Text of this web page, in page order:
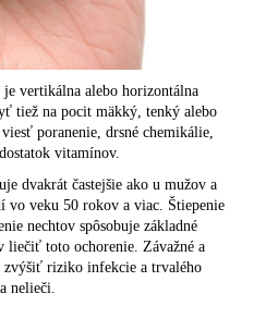
vertikálna alebo horizontálna
tiež na pocit mäkký, tenký alebo
poranenie, drsné chemikálie,
vitamínov.
dvakrát častejšie ako u mužov a
vo veku 50 rokov a viac. Štiepenie
nechtov spôsobuje základné
liečiť toto ochorenie. Závažné a
zvýšiť riziko infekcie a trvalého
nelieči.